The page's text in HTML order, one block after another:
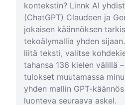
kontekstin? Linnk AI
(ChatGPT) Claudeen ja
jokaisen käännöksen
tekoälymallia yhden
liitä teksti, valitse
tahansa 136 kielen välillä
tulokset muutamassa
yhden mallin GPT-
luonteva seuraava askel.